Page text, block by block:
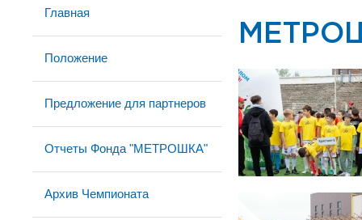
Главная
Положение
Предложение для партнеров
Отчеты Фонда "МЕТРОШКА"
Архив Чемпионата